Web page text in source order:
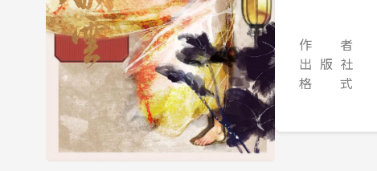
作 者
出 版 社
格 式